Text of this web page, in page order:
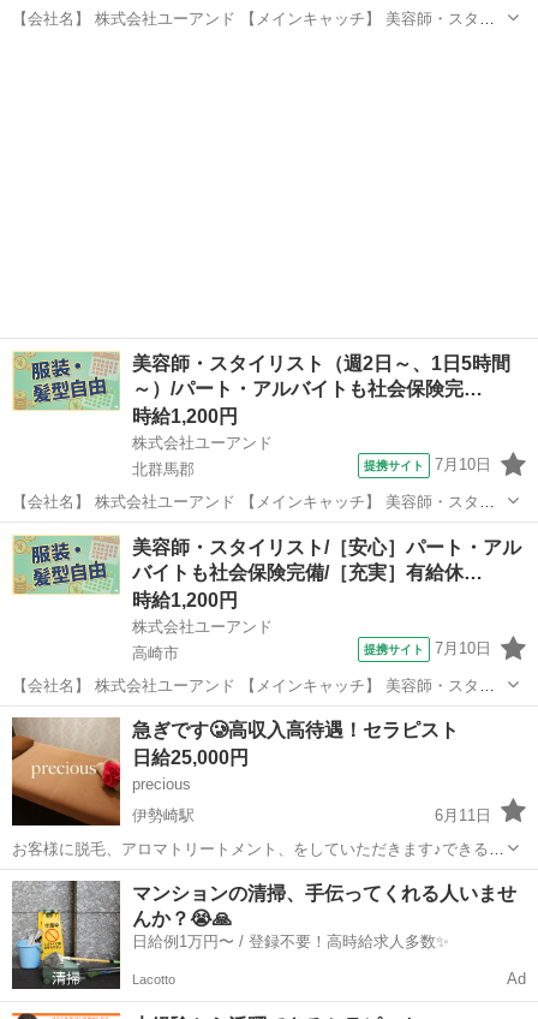
【会社名】 株式会社ユーアンド 【メインキャッチ】 美容師・スタイ
美容師・スタイリスト（週2日～、1日5時間
～）/パート・アルバイトも社会保険完…
時給1,200円
株式会社ユーアンド
北群馬郡
提携サイト 7月10日
【会社名】 株式会社ユーアンド 【メインキャッチ】 美容師・スタイ
リスト（週2日～、1日5時間～）/パート・アルバイトも社会保険完
備！/有給休暇年間１２日間（月１日程度） 【お仕事内容】 ［北群馬
郡吉岡町］美容室のスタイ...
群馬 北群馬郡 エステ
美容師・スタイリスト/［安心］パート・アル
バイトも社会保険完備/［充実］有給休…
時給1,200円
株式会社ユーアンド
高崎市
提携サイト 7月10日
【会社名】 株式会社ユーアンド 【メインキャッチ】 美容師・スタイ
リスト/［安心］パート・アルバイトも社会保険完備/［充実］有給休暇
年間１２日間（月１日程） 【お仕事内容】 ［高崎市倉賀野町］美容室
のスタイリスト ＝＝＝...
群馬 高崎市 エステ
急ぎです🥲高収入高待遇！セラピスト
日給25,000円
precious
伊勢崎駅
6月11日
お客様に脱毛、アロマトリートメント、をしていただきます♪できるメ
ニューでOK！やりたくないのは強要しません。 勤務時間 10時～24時
の間で自分の好きな日に好きな時間だけでOK 週一は必ず勤務出来る
方 待遇 自己申告制シ...
群馬 伊勢崎市 美容 ホワイトニング
マンションの清掃、手伝ってくれる人いませ
んか？😭🙏
日給例1万円〜 / 登録不要！高時給求人多数✨
Lacotto Ad